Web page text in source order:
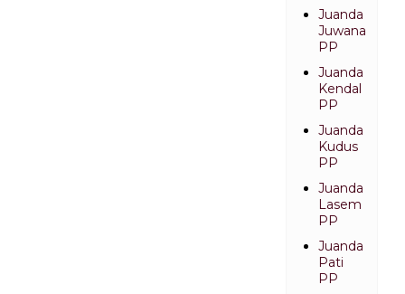
Juanda
Juwana
PP
Juanda
Kendal
PP
Juanda
Kudus
PP
Juanda
Lasem
PP
Juanda
Pati
PP